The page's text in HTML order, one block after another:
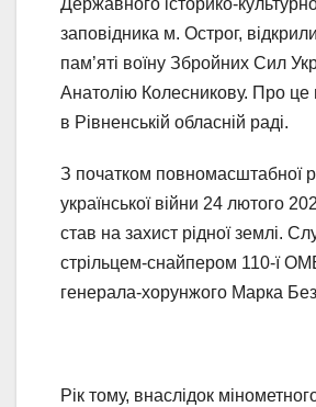
Державного історико-
заповідника м. Острог,
пам’яті воїну Збройних Сил
Анатолію Колесникову. Про це
в Рівненській обласній раді.
З початком повномасштабної
української війни 24 лютого
став на захист рідної землі.
стрільцем-снайпером 110-ї
генерала-хорунжого Марка
Рік тому, внаслідок